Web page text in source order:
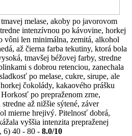
melase, akoby po javorovom
intenzívnou po kávovine, horkej
vôni len minimálna, zemitá, alkohol
až čierna farba tekutiny, ktorá bola
tmavšej béžovej farby, stredne
s dobrou retenciou, zanechala
po melase, cukre, sirupe, ale
čokolády, kakaového prášku
po prepraženom zrne,
až nižšie sýtené, záver
mierne hrejivý. Pitelnosť dobrá,
vyššia intenzita prepraženej
6) 40 - 80 - 8.0/10